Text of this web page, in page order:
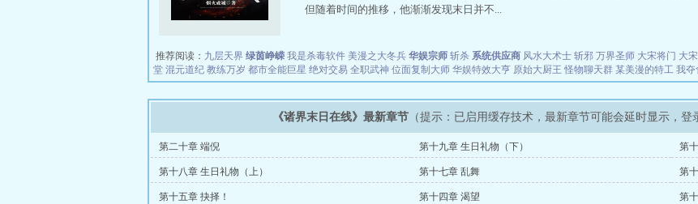
但随着时间的推移，他渐渐发现末日并不...
推荐阅读： 九层天界 绿茵峥嵘 我是杀毒软件 美漫之大冬兵 华娱宗师 斩杀 系统供应商 风水大术士 斩邪 万界圣师 大宋将门 大
堂 混元道纪 教练万岁 都市全能巨星 绝对交易 全职武神 位面复制大师 华娱特效大亨 原始大厨王 怪物聊天群 某美漫的特工 我夺
《诸界末日在线》最新章节 （提示：已启用缓存技术，最新章节可能会延时显示，登
第二十章 端倪 第十九章 生日礼物（下） 第
第十八章 生日礼物（上） 第十七章 乱舞 第
第十五章 抉择！ 第十四章 渴望 第